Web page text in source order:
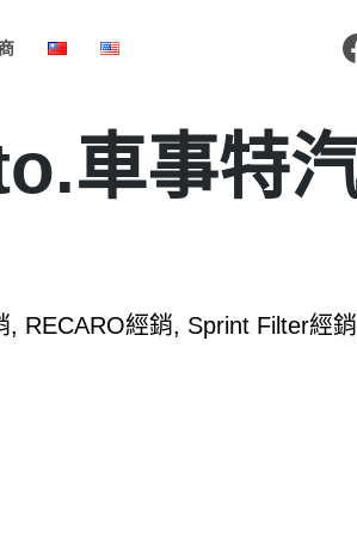
車事特
RECARO經銷, Sprint Filter經